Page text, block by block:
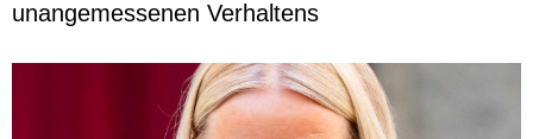
unangemessenen Verhaltens